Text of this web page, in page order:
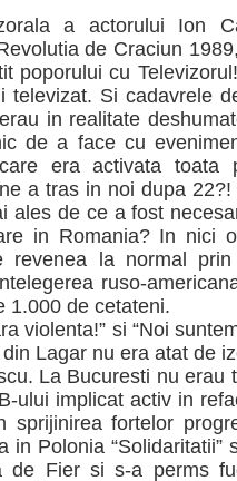
a actorului Ion
de Craciun
poporului cu
televizat. Si cadavrele
in realitate
de a face cu
era activata toata
a tras in noi dupa
ales de ce a fost
in Romania? In nici
revenea la normal prin
ruso-
1.000 de cetateni.
violenta!” si “Noi
Lagar nu era atat de
La Bucuresti nu erau
ului implicat activ in
sprijinirea fortelor
in Polonia “Solidaritatii”
de Fier si s-a perms